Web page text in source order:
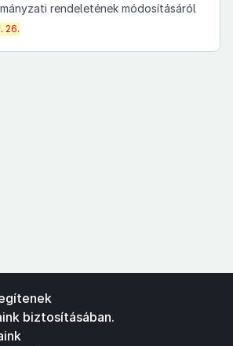
rendeletének módosításáról
26.
biztosításában.